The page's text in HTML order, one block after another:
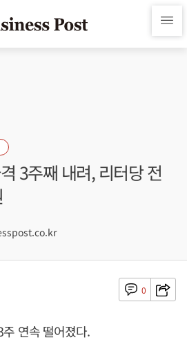
3주째 내려, 리터당 전
0
연속 떨어졌다.